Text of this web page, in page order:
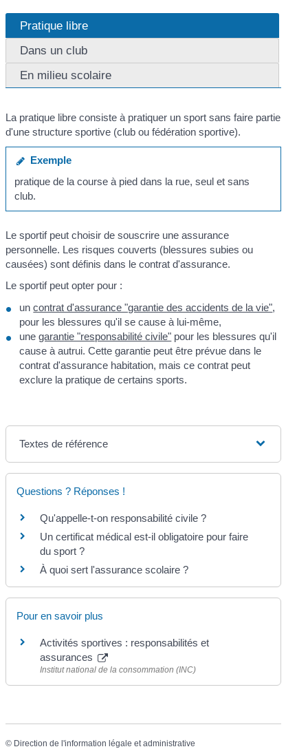
Pratique libre
Dans un club
En milieu scolaire
La pratique libre consiste à pratiquer un sport sans faire partie
d'une structure sportive (club ou fédération sportive).
Exemple
pratique de la course à pied dans la rue, seul et sans
club.
Le sportif peut choisir de souscrire une assurance
personnelle. Les risques couverts (blessures subies ou
causées) sont définis dans le contrat d'assurance.
Le sportif peut opter pour :
uncontrat d'assurance "garantie des accidents de la vie",
pour les blessures qu'il se cause à lui-même,
unegarantie "responsabilité civile" pour les blessures qu'il
cause à autrui. Cette garantie peut être prévue dans le
contrat d'assurance habitation, mais ce contrat peut
exclure la pratique de certains sports.
Textes de référence
Questions ? Réponses !
Qu'appelle-t-on responsabilité civile ?
Un certificat médical est-il obligatoire pour faire
du sport ?
À quoi sert l'assurance scolaire ?
Pour en savoir plus
Activités sportives : responsabilités et
assurances
Institut national de la consommation (INC)
© Direction de l'information légale et administrative